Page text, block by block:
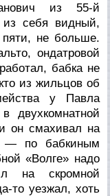
из 55-й
себя видный,
не больше.
ондатровой
бабка не
из жильцов об
у Павла
двухкомнатной
он смахивал на
— по бабкиным
«Волге» надо
на скромной
то уезжал, хоть